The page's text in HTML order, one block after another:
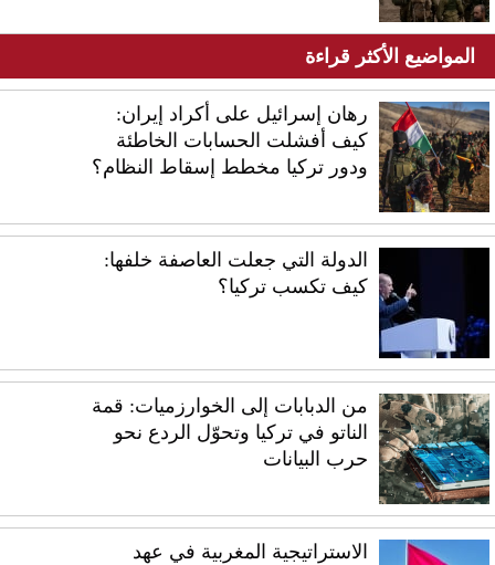
المواضيع الأكثر قراءة
رهان إسرائيل على أكراد إيران:
كيف أفشلت الحسابات الخاطئة
ودور تركيا مخطط إسقاط النظام؟
الدولة التي جعلت العاصفة خلفها:
كيف تكسب تركيا؟
من الدبابات إلى الخوارزميات: قمة
الناتو في تركيا وتحوّل الردع نحو
حرب البيانات
الاستراتيجية المغربية في عهد